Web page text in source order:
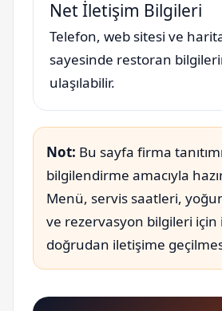
Net İletişim Bilgileri
Telefon, web sitesi ve
sayesinde restoran
ulaşılabilir.
Not: Bu sayfa firma
bilgilendirme amacıyla
Menü, servis saatleri,
ve rezervasyon bilgileri için
doğrudan iletişime